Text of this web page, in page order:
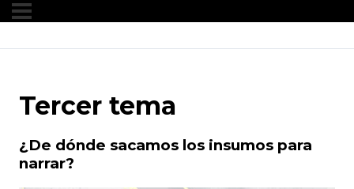
Tercer tema
¿De dónde sacamos los insumos para
narrar?